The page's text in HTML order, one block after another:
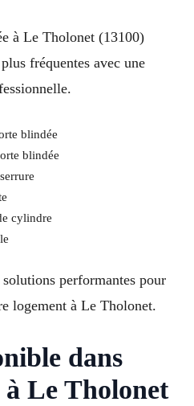
à Le Tholonet (13100)
fréquentes avec une
blindée
blindée
cylindre
performantes pour
logement à Le Tholonet.
dans
Le Tholonet